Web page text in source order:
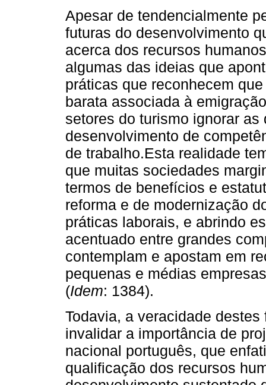
Apesar de tendencialmente
futuras do desenvolvimento
acerca dos recursos
algumas das ideias que
práticas que reconhecem
barata associada à
setores do turismo ignorar
desenvolvimento de
de trabalho.Esta realidade
que muitas sociedades
termos de benefícios e
reforma e de modernização
práticas laborais, e abrindo
acentuado entre grandes
contemplam e apostam em
pequenas e médias
(Idem: 1384).
Todavia, a veracidade
invalidar a importância de
nacional português, que
qualificação dos recursos